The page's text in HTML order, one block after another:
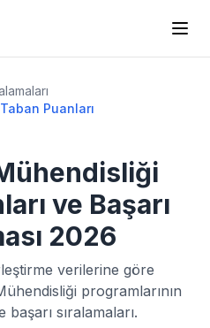
Puanları
ve Başarı
2026
verilerine göre
programlarının
sıralamaları.